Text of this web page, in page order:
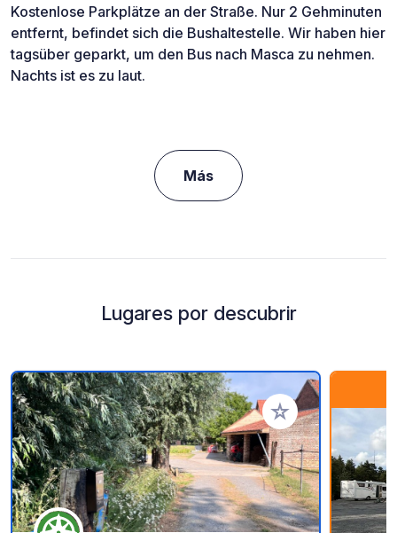
Kostenlose Parkplätze an der Straße. Nur 2 Gehminuten
entfernt, befindet sich die Bushaltestelle. Wir haben hier
tagsüber geparkt, um den Bus nach Masca zu nehmen.
Nachts ist es zu laut.
Más
Lugares por descubrir
Añadir a tus